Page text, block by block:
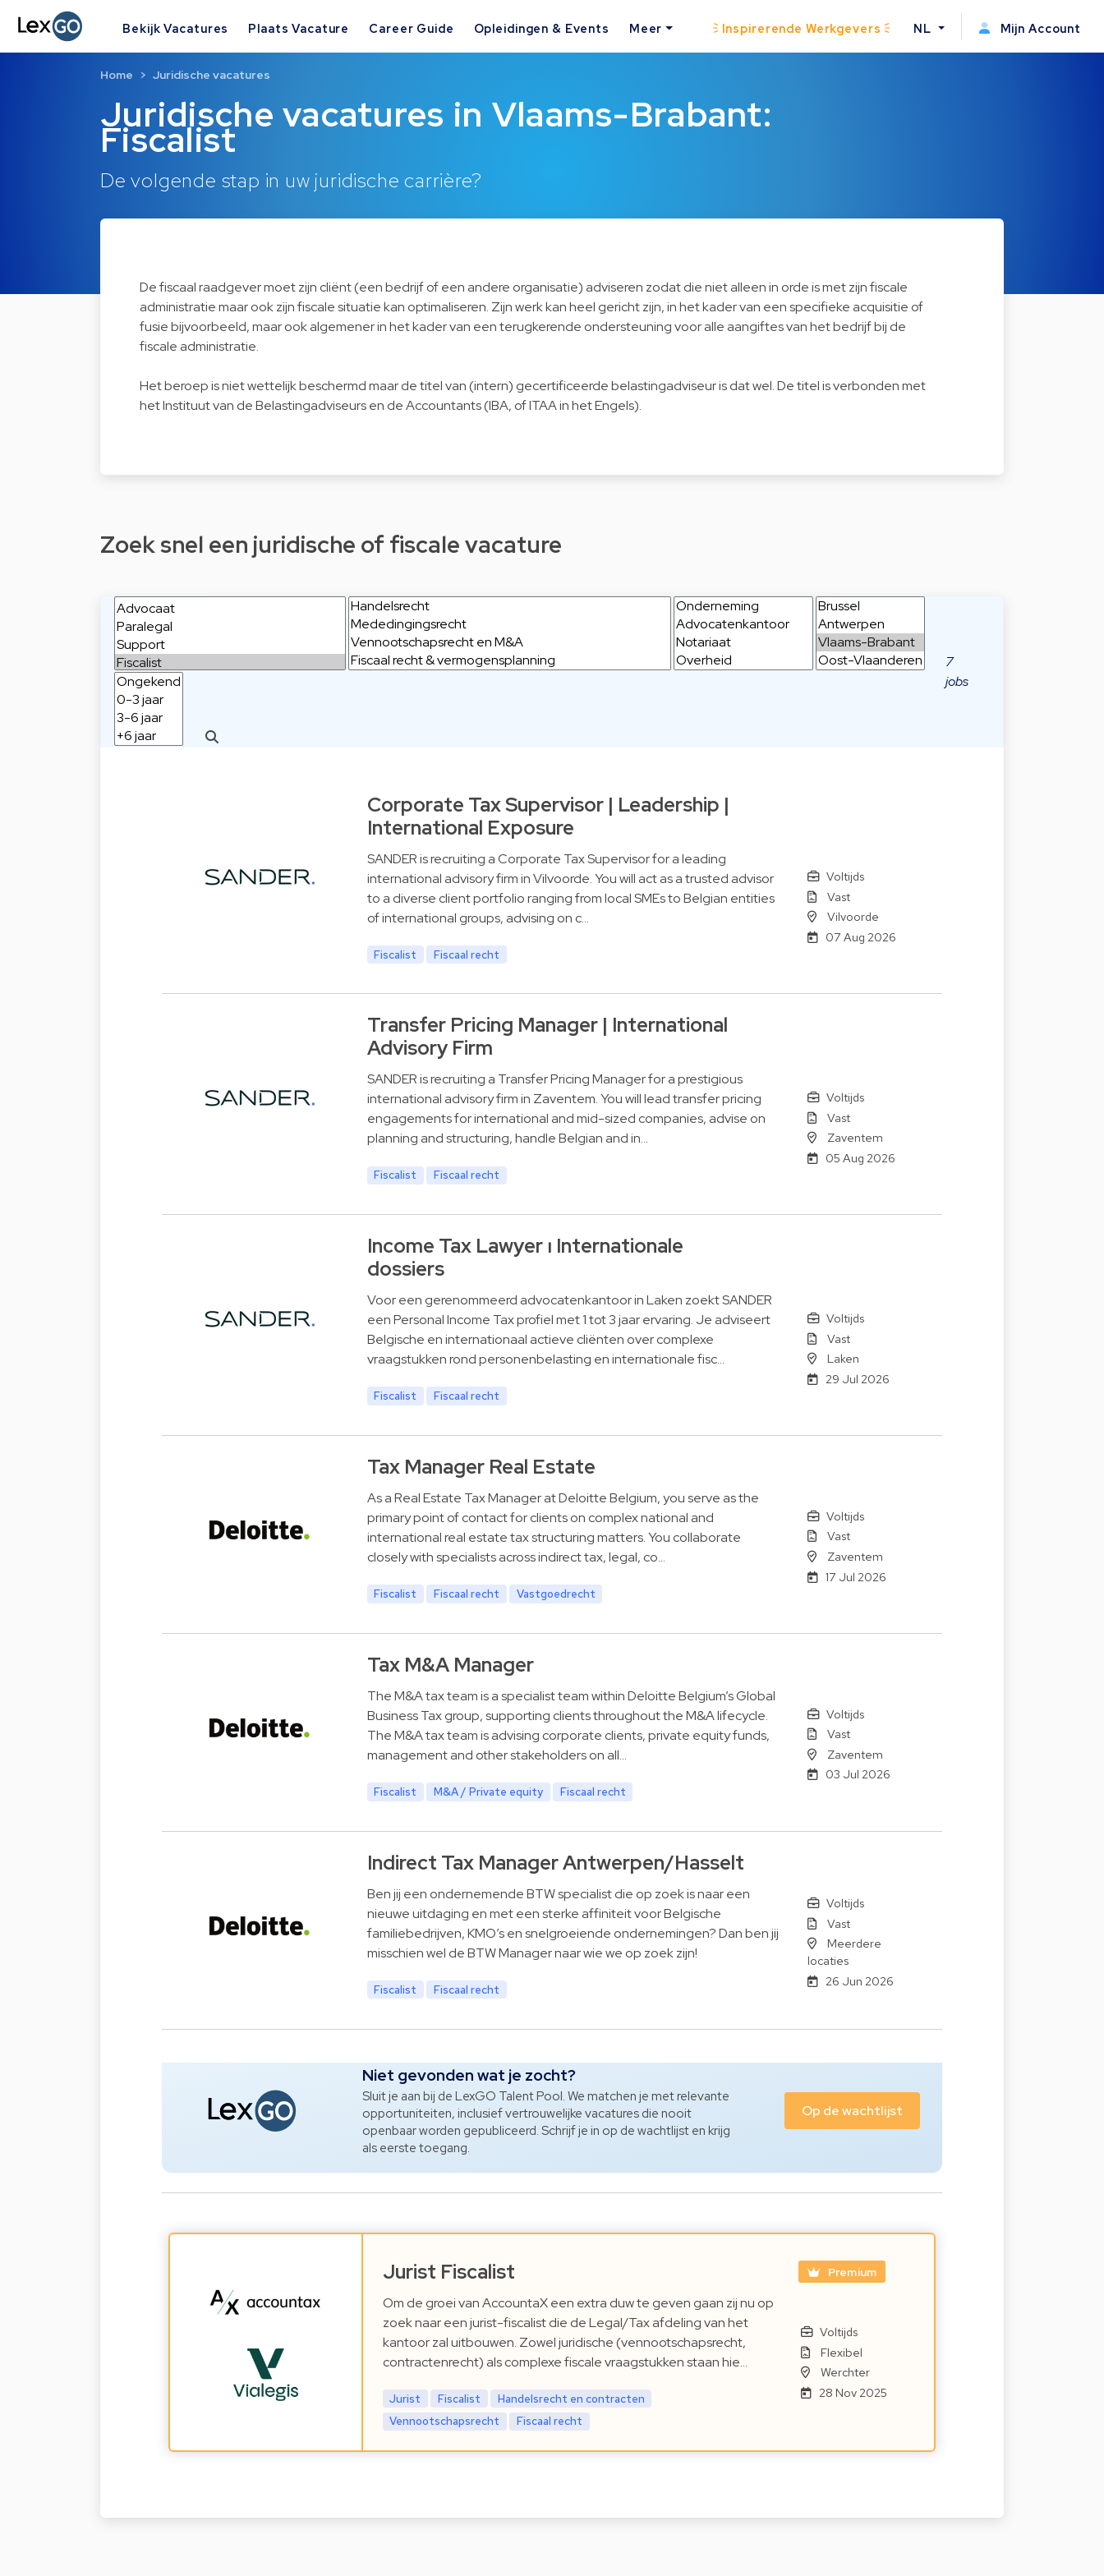
Bekijk Vacatures Plaats Vacature Career Guide Opleidingen & Events Meer Inspirerende Werkgevers NL Mijn Account
Juridische vacatures in Vlaams-Brabant:
Fiscalist
De volgende stap in uw juridische carrière?
Home Juridische vacatures
De fiscaal raadgever moet zijn cliënt (een bedrijf of een andere organisatie) adviseren zodat die niet alleen in orde is met zijn fiscale
administratie maar ook zijn fiscale situatie kan optimaliseren. Zijn werk kan heel gericht zijn, in het kader van een specifieke acquisitie of
fusie bijvoorbeeld, maar ook algemener in het kader van een terugkerende ondersteuning voor alle aangiftes van het bedrijf bij de
fiscale administratie.
Het beroep is niet wettelijk beschermd maar de titel van (intern) gecertificeerde belastingadviseur is dat wel. De titel is verbonden met
het Instituut van de Belastingadviseurs en de Accountants (IBA, of ITAA in het Engels).
Zoek snel een juridische of fiscale vacature
7
jobs
Corporate Tax Supervisor | Leadership |
International Exposure
SANDER is recruiting a Corporate Tax Supervisor for a leading
international advisory firm in Vilvoorde. You will act as a trusted advisor
to a diverse client portfolio ranging from local SMEs to Belgian entities
of international groups, advising on c…
Fiscalist Fiscaal recht
Voltijds
Vast
Vilvoorde
07 Aug 2026
Transfer Pricing Manager | International
Advisory Firm
SANDER is recruiting a Transfer Pricing Manager for a prestigious
international advisory firm in Zaventem. You will lead transfer pricing
engagements for international and mid-sized companies, advise on
planning and structuring, handle Belgian and in…
Fiscalist Fiscaal recht
Voltijds
Vast
Zaventem
05 Aug 2026
Income Tax Lawyer ⏐ Internationale
dossiers
Voor een gerenommeerd advocatenkantoor in Laken zoekt SANDER
een Personal Income Tax profiel met 1 tot 3 jaar ervaring. Je adviseert
Belgische en internationaal actieve cliënten over complexe
vraagstukken rond personenbelasting en internationale fisc…
Fiscalist Fiscaal recht
Voltijds
Vast
Laken
29 Jul 2026
Tax Manager Real Estate
As a Real Estate Tax Manager at Deloitte Belgium, you serve as the
primary point of contact for clients on complex national and
international real estate tax structuring matters. You collaborate
closely with specialists across indirect tax, legal, co…
Fiscalist Fiscaal recht Vastgoedrecht
Voltijds
Vast
Zaventem
17 Jul 2026
Tax M&A Manager
The M&A tax team is a specialist team within Deloitte Belgium’s Global
Business Tax group, supporting clients throughout the M&A lifecycle.
The M&A tax team is advising corporate clients, private equity funds,
management and other stakeholders on all…
Fiscalist M&A / Private equity Fiscaal recht
Voltijds
Vast
Zaventem
03 Jul 2026
Indirect Tax Manager Antwerpen/Hasselt
Ben jij een ondernemende BTW specialist die op zoek is naar een
nieuwe uitdaging en met een sterke affiniteit voor Belgische
familiebedrijven, KMO’s en snelgroeiende ondernemingen? Dan ben jij
misschien wel de BTW Manager naar wie we op zoek zijn!
Fiscalist Fiscaal recht
Voltijds
Vast
Meerdere
locaties
26 Jun 2026
Niet gevonden wat je zocht?
Sluit je aan bij de LexGO Talent Pool. We matchen je met relevante
opportuniteiten, inclusief vertrouwelijke vacatures die nooit
openbaar worden gepubliceerd. Schrijf je in op de wachtlijst en krijg
als eerste toegang.
Op de wachtlijst
Jurist Fiscalist Premium
Om de groei van AccountaX een extra duw te geven gaan zij nu op
zoek naar een jurist-fiscalist die de Legal/Tax afdeling van het
kantoor zal uitbouwen. Zowel juridische (vennootschapsrecht,
contractenrecht) als complexe fiscale vraagstukken staan hie…
Jurist Fiscalist
Handelsrecht en contracten
Vennootschapsrecht
Fiscaal recht
Voltijds
Flexibel
Werchter
28 Nov 2025